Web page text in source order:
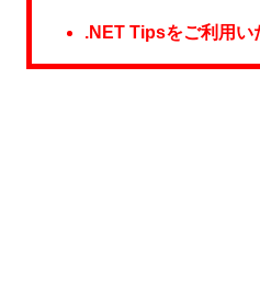
.NET Tipsをご利用い